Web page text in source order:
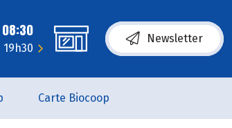
Newsletter
Carte Biocoop